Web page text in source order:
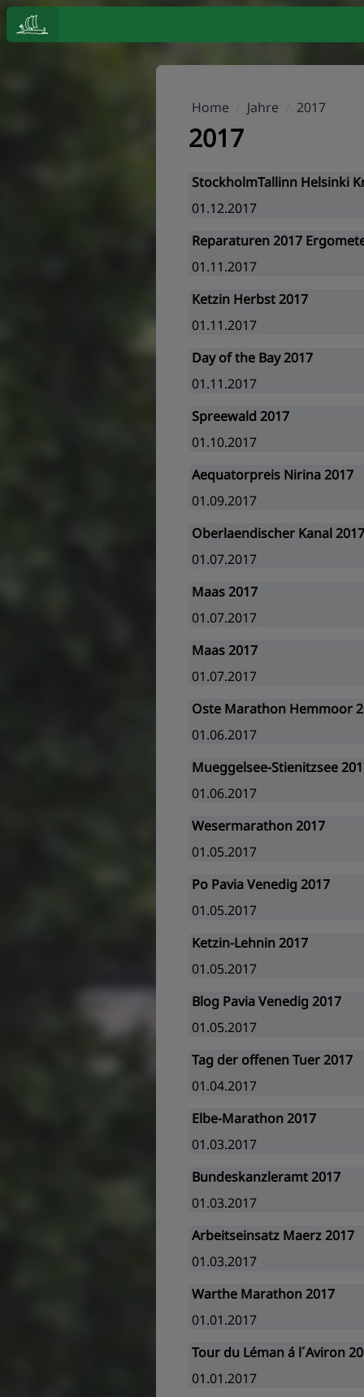
Home Jahre 2017
2017
StockholmTallinn Helsinki
01.12.2017
Reparaturen 2017
01.11.2017
Ketzin Herbst 2017
01.11.2017
Day of the Bay 2017
01.11.2017
Spreewald 2017
01.10.2017
Aequatorpreis Nirina 2017
01.09.2017
Oberlaendischer Kanal 2017
01.07.2017
Maas 2017
01.07.2017
Maas 2017
01.07.2017
Oste Marathon Hemmoor
01.06.2017
Mueggelsee-Stienitzsee
01.06.2017
Wesermarathon 2017
01.05.2017
Po Pavia Venedig 2017
01.05.2017
Ketzin-Lehnin 2017
01.05.2017
Blog Pavia Venedig 2017
01.05.2017
Tag der offenen Tuer 2017
01.04.2017
Elbe-Marathon 2017
01.03.2017
Bundeskanzleramt 2017
01.03.2017
Arbeitseinsatz Maerz 2017
01.03.2017
Warthe Marathon 2017
01.01.2017
Tour du Léman á l´Aviron
01.01.2017